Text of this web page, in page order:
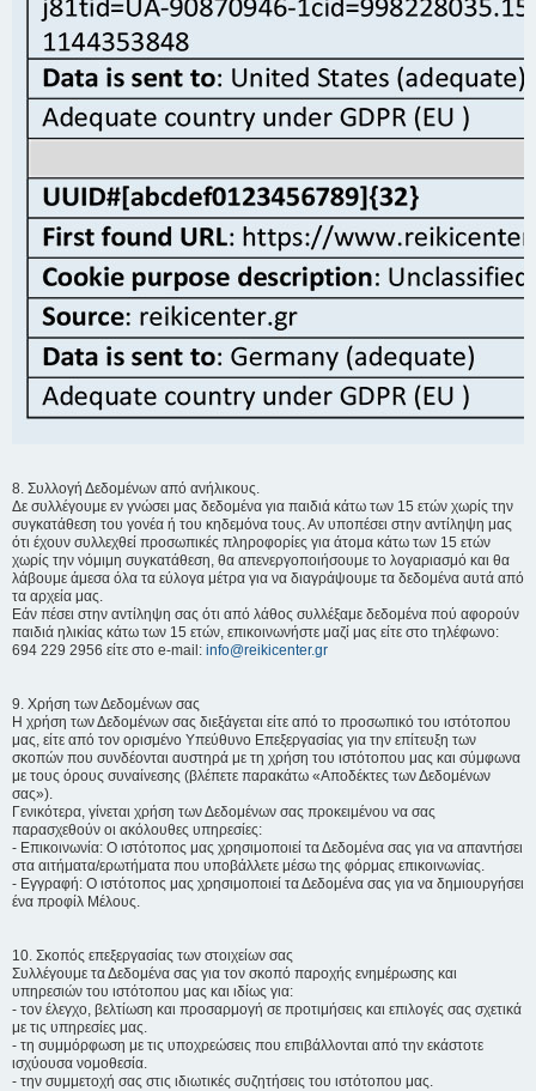
8. Συλλογή Δεδομένων από ανήλικους.
Δε συλλέγουμε εν γνώσει μας δεδομένα για παιδιά κάτω των 15 ετών χωρίς την
συγκατάθεση του γονέα ή του κηδεμόνα τους. Αν υποπέσει στην αντίληψη μας
ότι έχουν συλλεχθεί προσωπικές πληροφορίες για άτομα κάτω των 15 ετών
χωρίς την νόμιμη συγκατάθεση, θα απενεργοποιήσουμε το λογαριασμό και θα
λάβουμε άμεσα όλα τα εύλογα μέτρα για να διαγράψουμε τα δεδομένα αυτά από
τα αρχεία μας.
Εάν πέσει στην αντίληψη σας ότι από λάθος συλλέξαμε δεδομένα πού αφορούν
παιδιά ηλικίας κάτω των 15 ετών, επικοινωνήστε μαζί μας είτε στο τηλέφωνο:
694 229 2956 είτε στο e-mail: info@reikicenter.gr
9. Χρήση των Δεδομένων σας
Η χρήση των Δεδομένων σας διεξάγεται είτε από το προσωπικό του ιστότοπου
μας, είτε από τον ορισμένο Υπεύθυνο Επεξεργασίας για την επίτευξη των
σκοπών που συνδέονται αυστηρά με τη χρήση του ιστότοπου μας και σύμφωνα
με τους όρους συναίνεσης (βλέπετε παρακάτω «Αποδέκτες των Δεδομένων
σας»).
Γενικότερα, γίνεται χρήση των Δεδομένων σας προκειμένου να σας
παρασχεθούν οι ακόλουθες υπηρεσίες:
- Επικοινωνία: Ο ιστότοπος μας χρησιμοποιεί τα Δεδομένα σας για να απαντήσει
στα αιτήματα/ερωτήματα που υποβάλλετε μέσω της φόρμας επικοινωνίας.
- Εγγραφή: Ο ιστότοπος μας χρησιμοποιεί τα Δεδομένα σας για να δημιουργήσει
ένα προφίλ Μέλους.
10. Σκοπός επεξεργασίας των στοιχείων σας
Συλλέγουμε τα Δεδομένα σας για τον σκοπό παροχής ενημέρωσης και
υπηρεσιών του ιστότοπου μας και ιδίως για:
- τον έλεγχο, βελτίωση και προσαρμογή σε προτιμήσεις και επιλογές σας σχετικά
με τις υπηρεσίες μας.
- τη συμμόρφωση με τις υποχρεώσεις που επιβάλλονται από την εκάστοτε
ισχύουσα νομοθεσία.
- την συμμετοχή σας στις ιδιωτικές συζητήσεις του ιστότοπου μας.